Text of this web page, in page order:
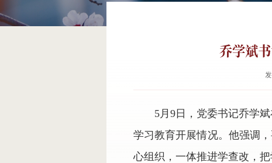
乔学斌
5月9日，党委书记乔学
学习教育开展情况。他强调
心组织，一体推进学查改，